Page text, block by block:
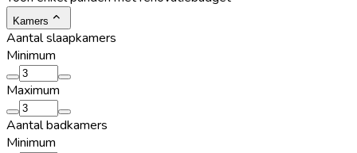
Kamers
Aantal slaapkamers
Minimum
Maximum
Aantal badkamers
Minimum